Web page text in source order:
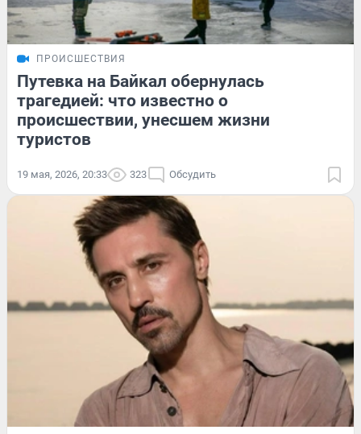
ПРОИСШЕСТВИЯ
Путевка на Байкал обернулась
трагедией: что известно о
происшествии, унесшем жизни
туристов
19 мая, 2026, 20:33 323 Обсудить